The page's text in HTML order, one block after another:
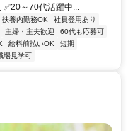
～70代活躍中...
扶養内勤務OK
社員登用あり
主婦・主夫歓迎
60代も応募可
給料前払いOK
短期
場見学可